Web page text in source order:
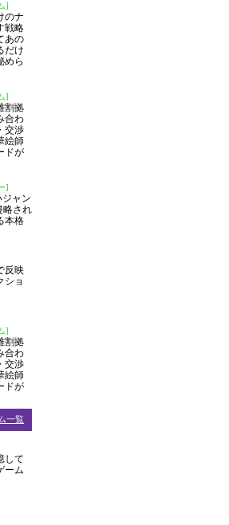
]
のナ
戦略
あの
だけ
めら
]
割拠
合わ
交渉
絵師
ドが
]
ジャン
略され
本格
反映
ショ
]
割拠
合わ
交渉
絵師
ドが
一覧
して
ーム